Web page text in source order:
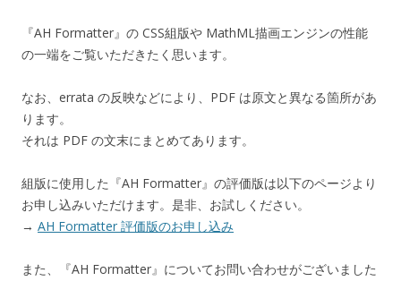
『AH Formatter』の CSS組版や MathML描画エンジンの性能
の一端をご覧いただきたく思います。
なお、errata の反映などにより、PDF は原文と異なる箇所があ
ります。
それは PDF の文末にまとめてあります。
組版に使用した『AH Formatter』の評価版は以下のページより
お申し込みいただけます。是非、お試しください。
→ AH Formatter 評価版のお申し込み
また、『AH Formatter』についてお問い合わせがございました